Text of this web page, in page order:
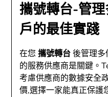
攜號轉台-管
戶的最佳實踐
在您攜號轉台後管理多
的服務供應商是關鍵。
考慮供應商的數據安全
價,選擇一家能真正保護